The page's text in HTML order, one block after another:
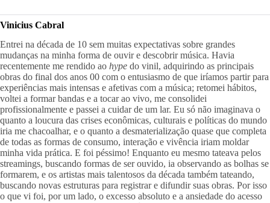
Vinicius Cabral
Entrei na década de 10 sem muitas expectativas sobre grandes
mudanças na minha forma de ouvir e descobrir música. Havia
recentemente me rendido ao hype do vinil, adquirindo as principais
obras do final dos anos 00 com o entusiasmo de que iríamos partir para
experiências mais intensas e afetivas com a música; retomei hábitos,
voltei a formar bandas e a tocar ao vivo, me consolidei
profissionalmente e passei a cuidar de um lar. Eu só não imaginava o
quanto a loucura das crises econômicas, culturais e políticas do mundo
iria me chacoalhar, e o quanto a desmaterialização quase que completa
de todas as formas de consumo, interação e vivência iriam moldar
minha vida prática. E foi péssimo! Enquanto eu mesmo tateava pelos
streamings, buscando formas de ser ouvido, ia observando as bolhas se
formarem, e os artistas mais talentosos da década também tateando,
buscando novas estruturas para registrar e difundir suas obras. Por isso
o que vi foi, por um lado, o excesso absoluto e a ansiedade do acesso